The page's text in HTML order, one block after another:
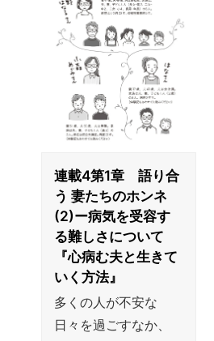
連載4第1章 語り合
う 妻たちのホンネ
(2)ー病気を受容す
る難しさについて
『心病む夫と生きて
いく方法』
多くの人が不安な
日々を過ごすなか、